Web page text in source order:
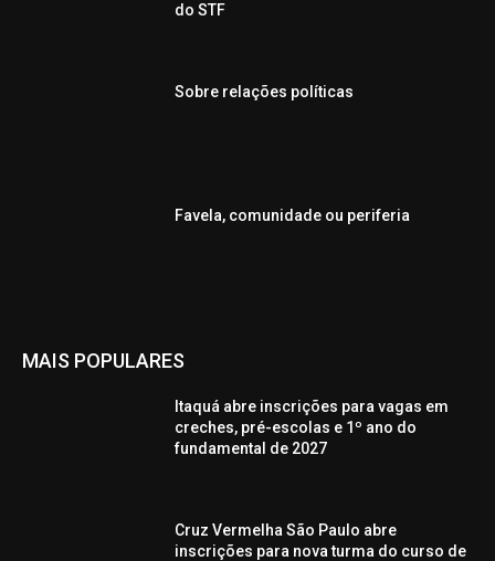
do STF
Sobre relações políticas
Favela, comunidade ou periferia
MAIS POPULARES
Itaquá abre inscrições para vagas em
creches, pré-escolas e 1º ano do
fundamental de 2027
Cruz Vermelha São Paulo abre
inscrições para nova turma do curso de